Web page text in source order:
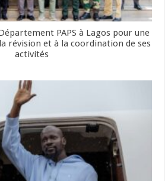
PAPS à Lagos pour une
révision et à la coordination de ses
activités